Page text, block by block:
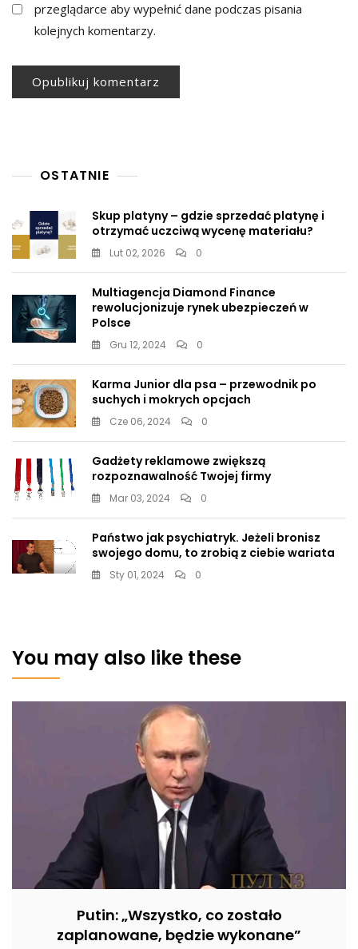
przeglądarce aby wypełnić dane podczas pisania
kolejnych komentarzy.
OSTATNIE
Skup platyny – gdzie sprzedać platynę i
otrzymać uczciwą wycenę materiału?
Lut 02, 2026 0
Multiagencja Diamond Finance
rewolucjonizuje rynek ubezpieczeń w
Polsce
Gru 12, 2024 0
Karma Junior dla psa – przewodnik po
suchych i mokrych opcjach
Cze 06, 2024 0
Gadżety reklamowe zwiększą
rozpoznawalność Twojej firmy
Mar 03, 2024 0
Państwo jak psychiatryk. Jeżeli bronisz
swojego domu, to zrobią z ciebie wariata
Sty 01, 2024 0
You may also like these
Putin: „Wszystko, co zostało
zaplanowane, będzie wykonane”